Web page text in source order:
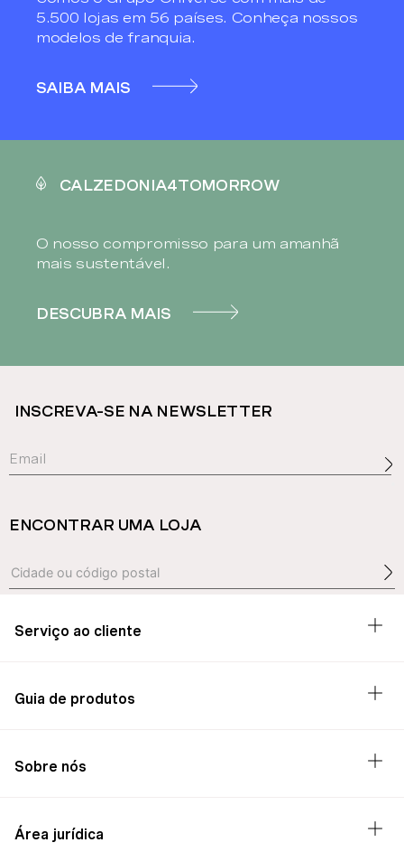
5.500 lojas em 56 países. Conheça nossos
modelos de franquia.
SAIBA MAIS
CALZEDONIA4TOMORROW
O nosso compromisso para um amanhã
mais sustentável.
DESCUBRA MAIS
INSCREVA-SE NA NEWSLETTER
ENCONTRAR UMA LOJA
Serviço ao cliente
Guia de produtos
Sobre nós
Área jurídica